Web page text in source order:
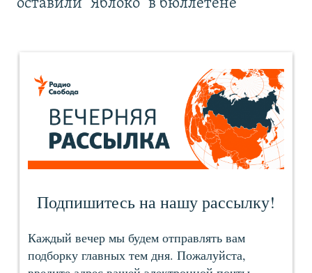
оставили "Яблоко" в бюллетене